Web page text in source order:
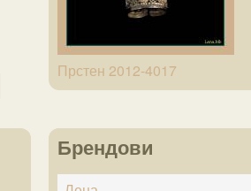
Прстен 2012-4017
Брендови